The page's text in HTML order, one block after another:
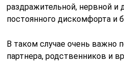
раздражительной, нервной и
постоянного дискомфорта и
В таком случае очень важно
партнера, родственников и